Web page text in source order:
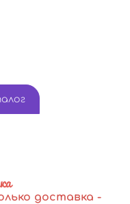
доставка -